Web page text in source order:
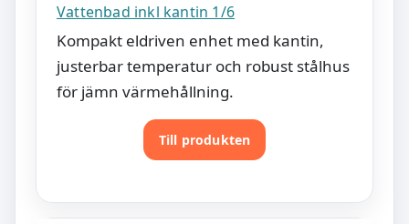
Vattenbad inkl kantin 1/6
Kompakt eldriven enhet med kantin,
justerbar temperatur och robust stålhus
för jämn värmehållning.
Till produkten